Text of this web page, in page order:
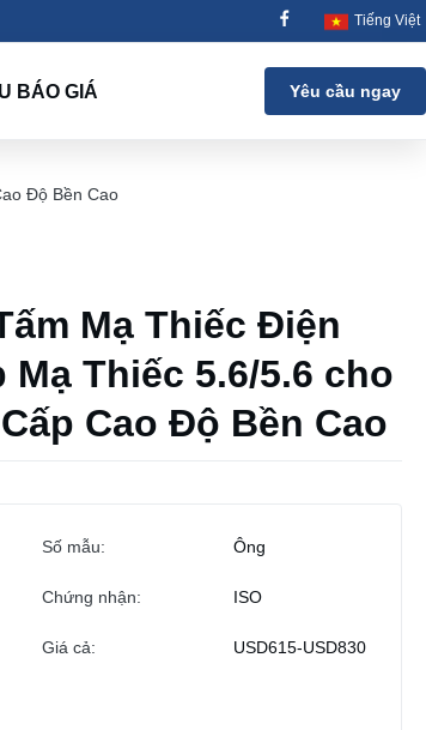
Tiếng Việt
BÁO GIÁ Yêu cầu ngay
Độ Bền Cao
Mạ Thiếc Điện
Thiếc 5.6/5.6 cho
Cao Độ Bền Cao
Số mẫu: Ông
Chứng nhận: ISO
Giá cả: USD615-USD830